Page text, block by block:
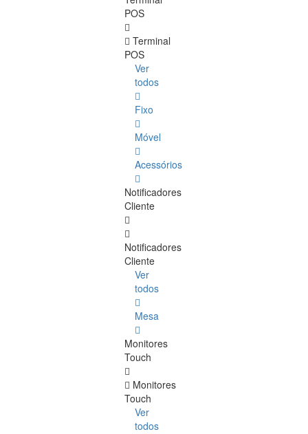
POS
Terminal
POS
Ver
todos
Fixo
Móvel
Acessórios
Notificadores
Cliente
Notificadores
Cliente
Ver
todos
Mesa
Monitores
Touch
Monitores
Touch
Ver
todos